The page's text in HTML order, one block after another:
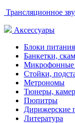
Трансляционное
Аксессуары
Блоки питания
Банкетки,
Микрофонные
Стойки,
Метрономы
Тюнеры,
Пюпитры
Дирижерские
Литература